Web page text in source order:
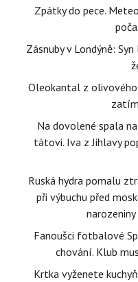
Zpátky do pece.
Zásnuby v Londýně:
Oleokantal z
Na dovolené spala
tátovi. Iva z Jihlavy
Ruská hydra pomalu
při výbuchu před
Fanoušci fotbalové
chování. Klub
Krtka vyženete